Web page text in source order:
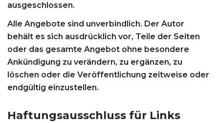
ausgeschlossen.
Alle Angebote sind unverbindlich. Der Autor
behält es sich ausdrücklich vor, Teile der Seiten
oder das gesamte Angebot ohne besondere
Ankündigung zu verändern, zu ergänzen, zu
löschen oder die Veröffentlichung zeitweise oder
endgültig einzustellen.
Haftungsausschluss für Links